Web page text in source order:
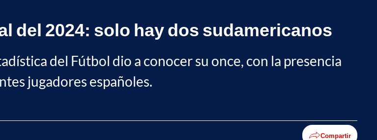
del 2024: solo hay dos sudamericanos
del Fútbol dio a conocer su once, con la presencia
jugadores españoles.
Compartir